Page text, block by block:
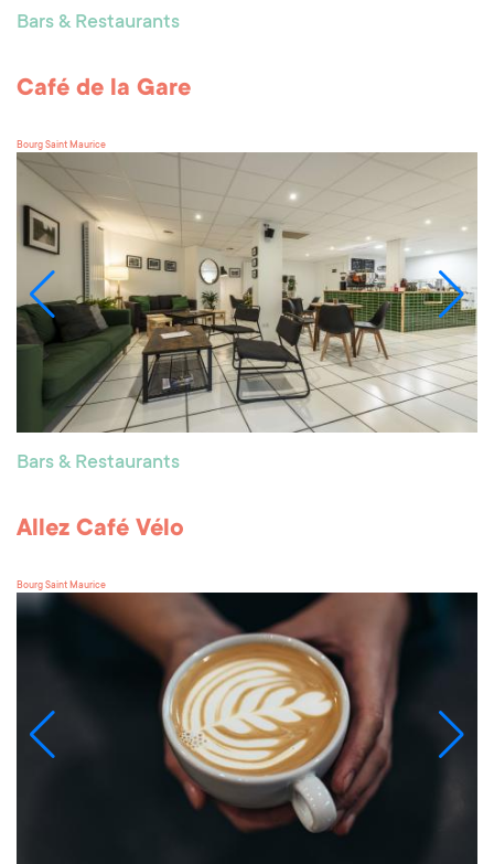
Bars & Restaurants
Café de la Gare
Bourg Saint Maurice
Bars & Restaurants
Allez Café Vélo
Bourg Saint Maurice